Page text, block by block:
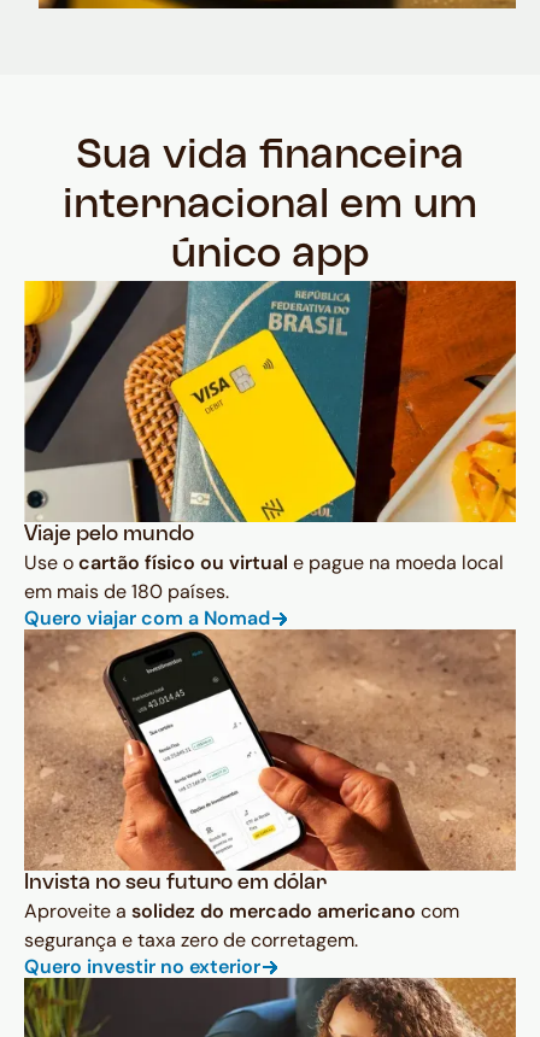
Sua vida financeira
internacional em um
único app
Viaje pelo mundo
Use ocartão físico ou virtual e pague na moeda local
em mais de 180 países.
Quero viajar com a Nomad
Invista no seu futuro em dólar
Aproveite a solidez do mercado americano com
segurança e taxa zero de corretagem.
Quero investir no exterior